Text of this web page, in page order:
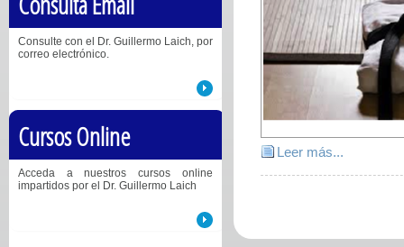
Consulte con el Dr. Guillermo Laich, por
correo electrónico.
Cursos Online
Acceda a nuestros cursos online
impartidos por el Dr. Guillermo Laich
Leer más...